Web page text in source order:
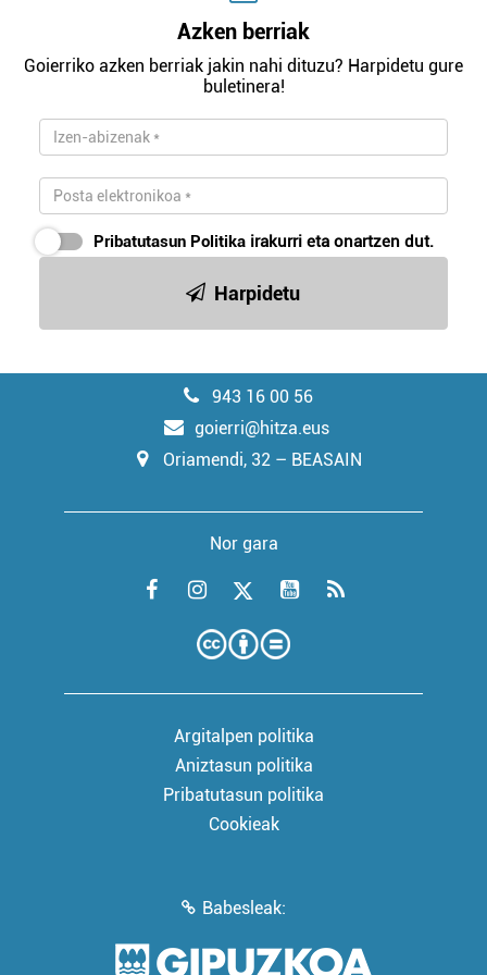
Azken berriak
Goierriko azken berriak jakin nahi dituzu? Harpidetu gure
buletinera!
Pribatutasun Politika irakurri eta onartzen dut.
Harpidetu
943 16 00 56
goierri@hitza.eus
Oriamendi, 32 – BEASAIN
Nor gara
Argitalpen politika
Aniztasun politika
Pribatutasun politika
Cookieak
Babesleak: